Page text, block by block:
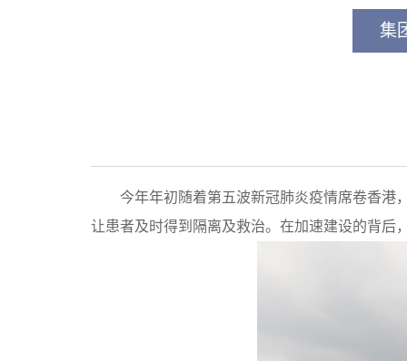
集
今年年初随着第五波新冠肺炎疫情席卷香港
让患者及时得到隔离及救治。在加速建设的背后